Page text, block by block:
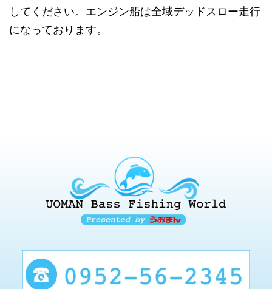
してください。エンジン船は全域デッドスロー走行
になっております。